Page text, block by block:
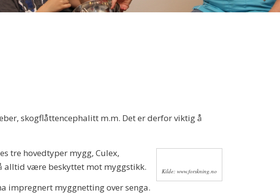
skogflåttencephalitt m.m. Det er derfor viktig å
Kilde: www.forskning.no
tre hovedtyper mygg, Culex,
alltid være beskyttet mot myggstikk.
impregnert myggnetting over senga.